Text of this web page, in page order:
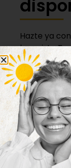
Hazte ya
la revista
imagen